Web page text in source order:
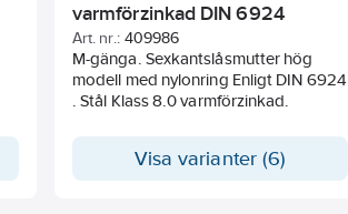
varmförzinkad DIN 6924
Art. nr.: 409986
M-gänga. Sexkantslåsmutter hög
modell med nylonring Enligt DIN 6924
. Stål Klass 8.0 varmförzinkad.
Visa varianter (6)